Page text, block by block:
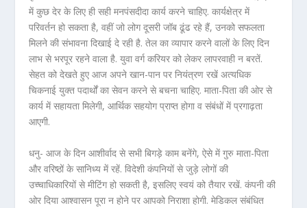
में कुछ देर के लिए ही सही मनपंसदीदा कार्य करने चाहिए. कार्यक्षेत्र में
परिवर्तन हो सकता है, वहीं जो लोग दूसरी जॉब ढूंढ रहे हैं, उनको सफलता
मिलने की संभावना दिखाई दे रही है. तेल का व्यापार करने वालों के लिए दिन
लाभ से भरपूर रहने वाला है. युवा वर्ग करियर को लेकर लापरवाही न बरतें.
सेहत को देखते हुए आज अपने खान-पान पर नियंत्रण रखें अत्यधिक
चिकनाई युक्त पदार्थों का सेवन करने से बचना चाहिए. माता-पिता की ओर से
कार्य में सहायता मिलेगी, आर्थिक सहयोग प्राप्त होगा व संबंधों में प्रगाढ़ता
आएगी.
धनु- आज के दिन आशीर्वाद से सभी बिगड़े काम बनेंगे, ऐसे में गुरु माता-पिता
और वरिष्ठों के सानिध्य में रहें. विदेशी कंपनियों से जुड़े लोगों की
उच्चाधिकारियों से मीटिंग हो सकती है, इसलिए स्वयं को तैयार रखें. कंपनी की
ओर दिया आश्वासन पूरा न होने पर आपको निराशा होगी. मेडिकल संबंधित